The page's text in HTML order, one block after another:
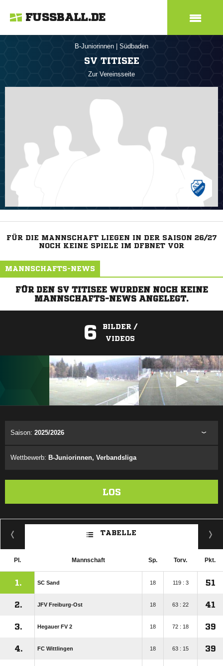
FUSSBALL.DE
B-Juniorinnen Südbaden
SV TITISEE
Zur Vereinsseite
FÜR DIE MANNSCHAFT LIEGEN IN DER SAISON 26/27
NOCH KEINE SPIELE IM DFBNET VOR
MANNSCHAFTS-NEWS
FÜR DEN SV TITISEE WURDEN NOCH KEINE
MANNSCHAFTS-NEWS ANGELEGT.
6
BILDER /
VIDEOS
Saison: 2025/2026
Wettbewerb: B-Juniorinnen, Verbandsliga
LOS
TABELLE
Pl. Mannschaft Sp. Torv. Pkt.
1. SC Sand 18 119 : 3 51
2. JFV Freiburg-Ost 18 63 : 22 41
3. Hegauer FV 2 18 72 : 18 39
4. FC Wittlingen 18 63 : 15 39